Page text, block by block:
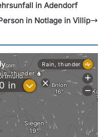
in Adendorf
in Notlage in Villip